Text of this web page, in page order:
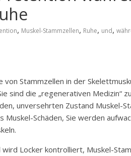
, Muskel-Stammzellen, Ruhe, und,
von Stammzellen in der
sind die „regenerativen Medizin“
unversehrten Zustand Muskel-
Muskel-Schäden, Sie werden
Locker kontrolliert, Muskel-